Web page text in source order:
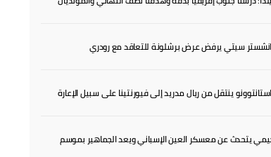
سيتي يرفض عرض برشلونة للتعاقد مع رودري
ينتقل من ريال مدريد إلى فيورنتينا على سبيل الإعارة
يتحدث عن معسكر العين الإسباني ويعد الجماهير بموسم